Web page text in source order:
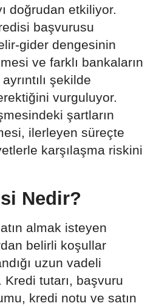
doğrudan etkiliyor.
başvurusu
gider dengesinin
ve farklı bankaların
şekilde
vurguluyor.
şartların
ilerleyen süreçte
karşılaşma riskini
Nedir?
almak isteyen
belirli koşullar
uzun vadeli
tutarı, başvuru
kredi notu ve satın